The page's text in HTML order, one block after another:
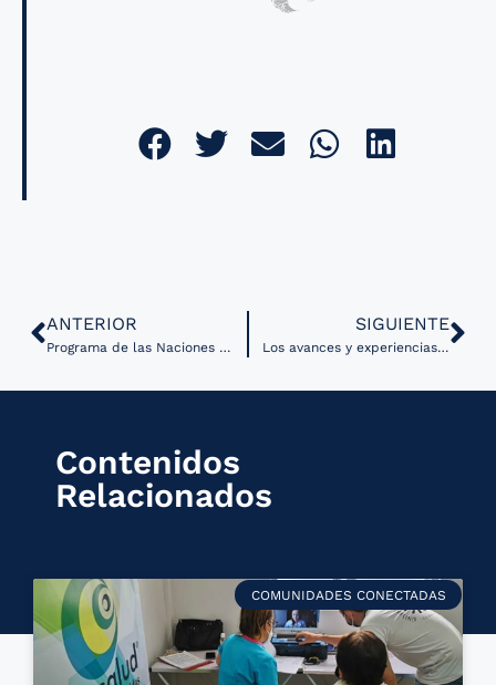
ANTERIOR
Programa de las Naciones Unidas inaugura proyecto de telemedicina en República Dominicana
SIGUIENTE
Los avances y experiencias de la Salud Digital en Latinoamérica fueron presentados en el HIMSS21
Contenidos
Relacionados
COMUNIDADES CONECTADAS